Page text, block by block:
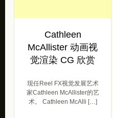
Cathleen
McAllister 动画视
觉渲染 CG 欣赏
现任Reel FX视觉发展艺术
家Cathleen McAllister的艺
术。 Cathleen McAlli […]